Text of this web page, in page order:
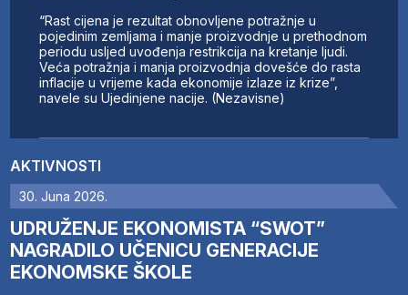
AKTIVNOSTI
30. Juna 2026.
UDRUŽENJE EKONOMISTA “SWOT”
NAGRADILO UČENICU GENERACIJE
EKONOMSKE ŠKOLE
“Rast cijena je rezultat obnovljene potražnje u
pojedinim zemljama i manje proizvodnje u prethodnom
periodu usljed uvođenja restrikcija na kretanje ljudi.
Veća potražnja i manja proizvodnja dovešće do rasta
inflacije u vrijeme kada ekonomije izlaze iz krize”,
navele su Ujedinjene nacije. (Nezavisne)